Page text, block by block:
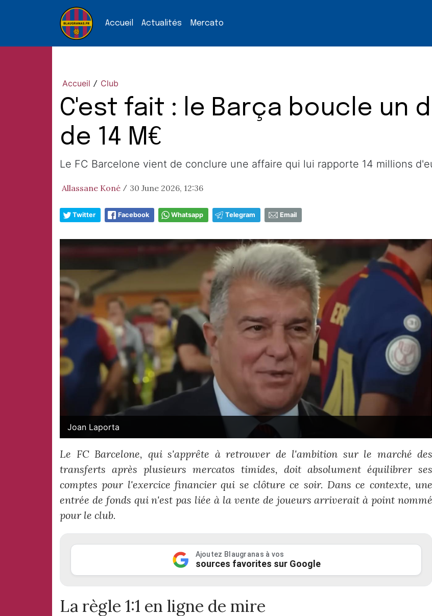
Accueil Actualités Mercato
Accueil / Club
C'est fait : le Barça boucle un
de 14 M€
Le FC Barcelone vient de conclure une affaire qui lui rapporte 14 millions
Allassane Koné / 30 June 2026, 12:36
Twitter Facebook Whatsapp Telegram Email
Joan Laporta
Le FC Barcelone, qui s'apprête à retrouver de l'ambition sur le marché des
transferts après plusieurs mercatos timides, doit absolument équilibrer ses
comptes pour l'exercice financier qui se clôture ce soir. Dans ce contexte, une
entrée de fonds qui n'est pas liée à la vente de joueurs arriverait à point nommé
pour le club.
Ajoutez Blaugranas à vos
sources favorites sur Google
La règle 1:1 en ligne de mire